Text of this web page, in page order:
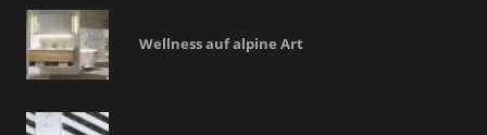
Wellness auf alpine Art